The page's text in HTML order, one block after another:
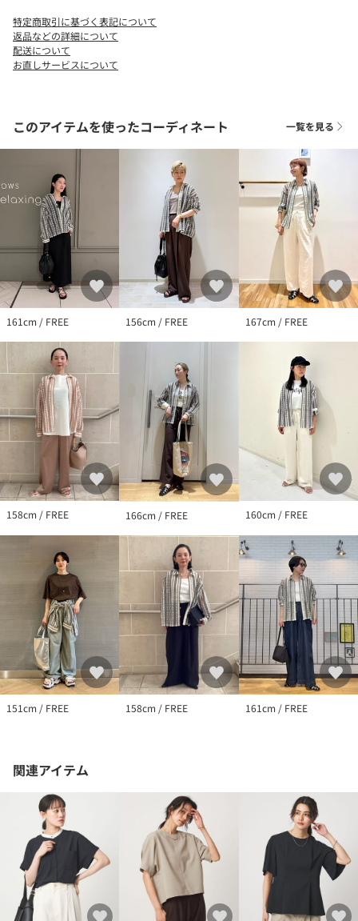
店舗へお問い合わせの際は、全国のgreen label relaxing各店舗ま
で下記の品名/品番をお申し付けください。
品名：CFC ｶﾗﾐﾚｰｽ SH
特定商取引に基づく表記について
返品などの詳細について
配送について
お直しサービスについて
このアイテムを使ったコーディネート 一覧を見る
161cm / FREE 156cm / FREE 167cm / FREE
158cm / FREE 166cm / FREE 160cm / FREE
151cm / FREE 158cm / FREE 161cm / FREE
関連アイテム